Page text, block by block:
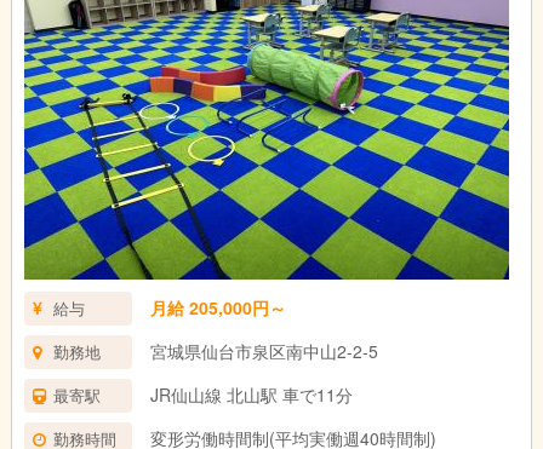
給与 月給 205,000円～
勤務地 宮城県仙台市泉区南中山2-2-5
最寄駅 JR仙山線 北山駅 車で11分
勤務時間
変形労働時間制(平均実働週40時間制)